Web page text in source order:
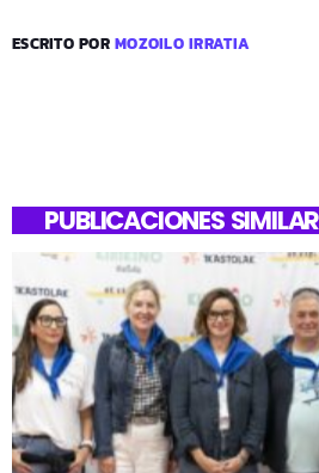
ESCRITO PORMOZOILO IRRATIA
PUBLICACIONES